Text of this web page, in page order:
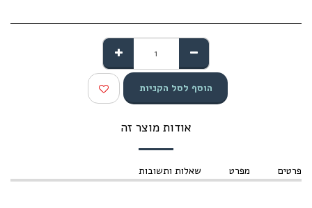
הוסף לסל הקניות
אודות מוצר זה
פרטים מפרט שאלות ותשובות